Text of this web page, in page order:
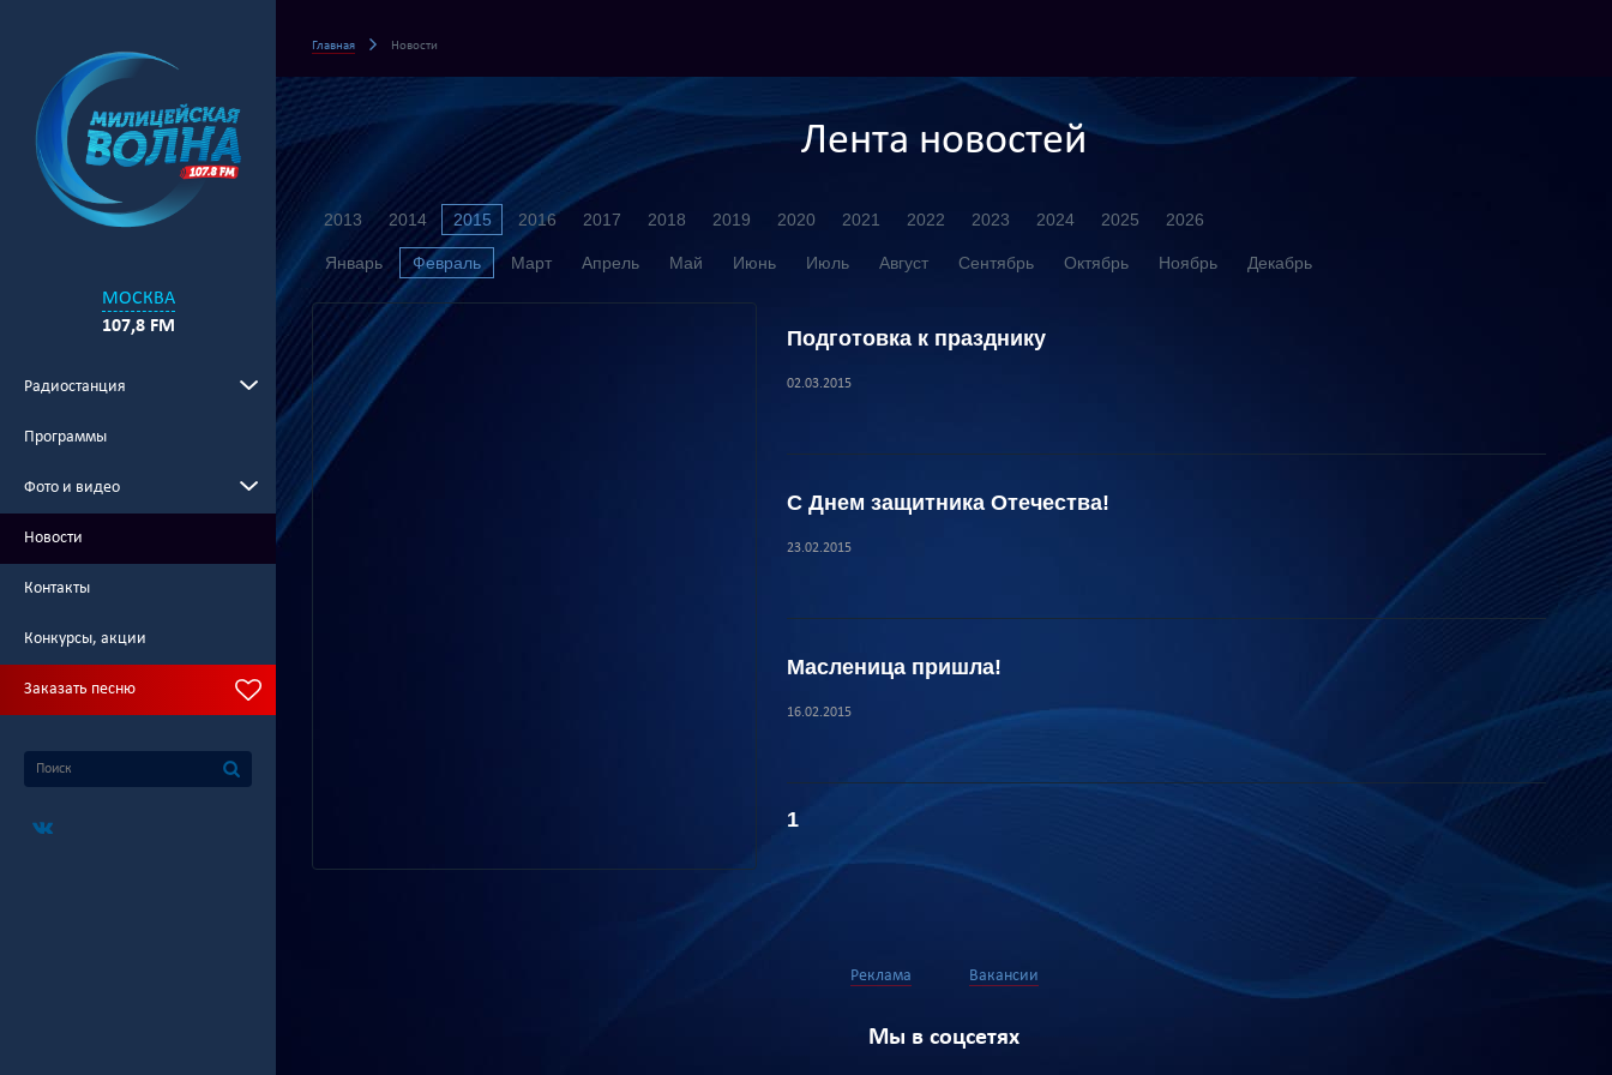
МОСКВА
107,8 FM
Радиостанция
Программы
Фото и видео
Новости
Контакты
Конкурсы, акции
Заказать песню
Главная Новости
Лента новостей
2013 2014 2015 2016 2017 2018 2019 2020 2021 2022 2023 2024 2025 2026
Январь Февраль Март Апрель Май Июнь Июль Август Сентябрь Октябрь Ноябрь Декабрь
Подготовка к празднику
02.03.2015
С Днем защитника Отечества!
23.02.2015
Масленица пришла!
16.02.2015
1
Реклама Вакансии
Мы в соцсетях